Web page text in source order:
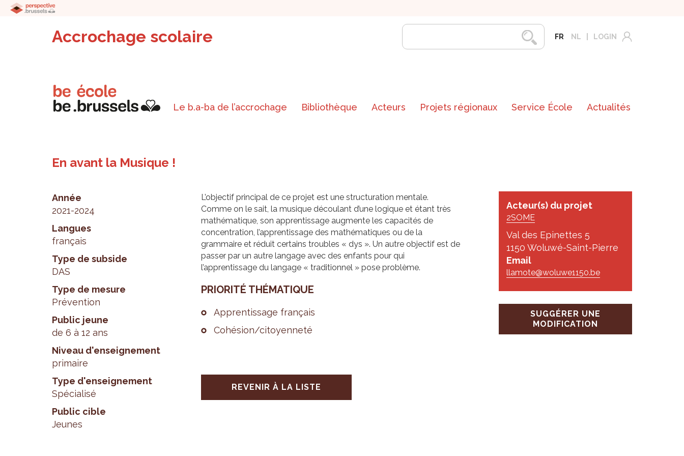
Accrochage scolaire FR NL LOGIN
Le b.a-ba de l’accrochage Bibliothèque Acteurs Projets régionaux Service École Actualités
En avant la Musique !
Année
2021-2024
Langues
français
Type de subside
DAS
Type de mesure
Prévention
Public jeune
de 6 à 12 ans
Niveau d'enseignement
primaire
Type d'enseignement
Spécialisé
Public cible
Jeunes
Acteur(s) du projet
2SOME
Val des Epinettes 5
1150 Woluwé-Saint-Pierre
Email
llamote@woluwe1150.be
SUGGÉRER UNE
MODIFICATION
L’objectif principal de ce projet est une structuration mentale.
Comme on le sait, la musique découlant d’une logique et étant très
mathématique, son apprentissage augmente les capacités de
concentration, l’apprentissage des mathématiques ou de la
grammaire et réduit certains troubles « dys ». Un autre objectif est de
passer par un autre langage avec des enfants pour qui
l’apprentissage du langage « traditionnel » pose problème.
PRIO­RITÉ THÉ­MA­TIQUE
Appren­tis­sage fran­çais
Cohé­sion/citoyen­neté
REVENIR À LA LISTE